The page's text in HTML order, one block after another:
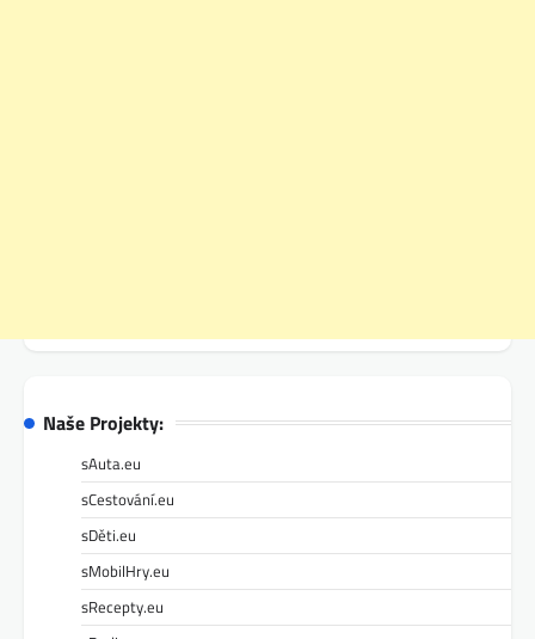
Naše Projekty:
sAuta.eu
sCestování.eu
sDěti.eu
sMobilHry.eu
sRecepty.eu